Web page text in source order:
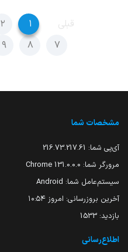
قبلی ۱ ۲
۷
۸ ۹
مشخصات شما
آی‌پی شما: 216.73.217.61
مرورگر شما: 131.0.0.0 Chrome
سیستم‌عامل شما: Android
آخرین بروزرسانی: امروز ۱۰:۵۴
بازدید: 1533
اطلاع‌رسانی